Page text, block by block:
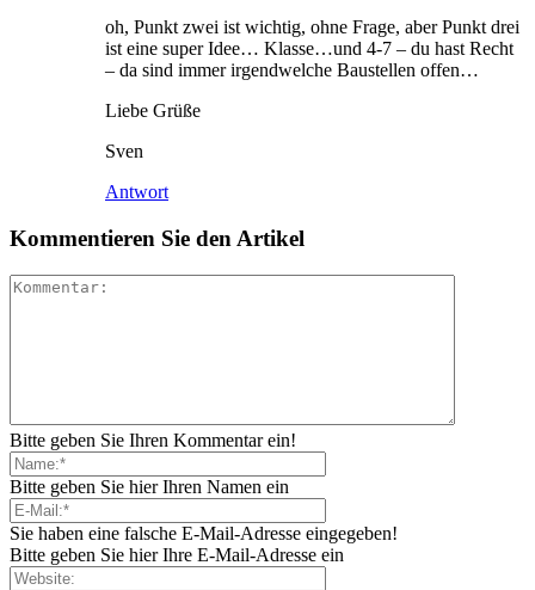
oh, Punkt zwei ist wichtig, ohne Frage, aber Punkt drei
ist eine super Idee… Klasse…und 4-7 – du hast Recht
– da sind immer irgendwelche Baustellen offen…
Liebe Grüße
Sven
Antwort
Kommentieren Sie den Artikel
Bitte geben Sie Ihren Kommentar ein!
Bitte geben Sie hier Ihren Namen ein
Sie haben eine falsche E-Mail-Adresse eingegeben!
Bitte geben Sie hier Ihre E-Mail-Adresse ein